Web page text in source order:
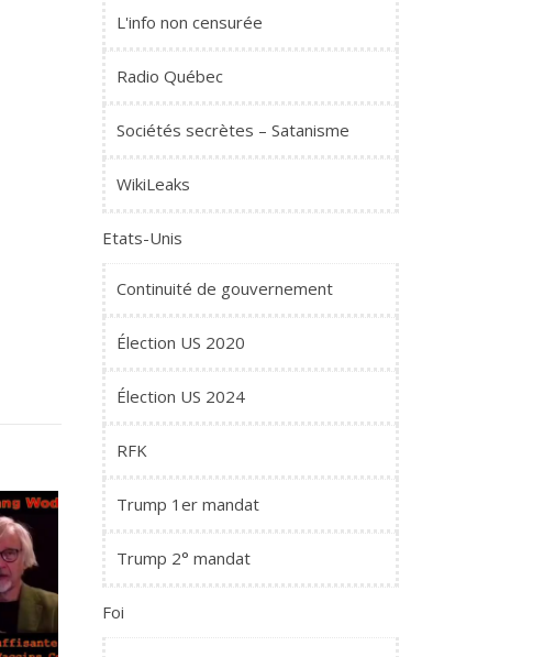
L'info non censurée
Radio Québec
Sociétés secrètes – Satanisme
WikiLeaks
Etats-Unis
Continuité de gouvernement
Élection US 2020
Élection US 2024
RFK
Trump 1er mandat
Trump 2° mandat
Foi